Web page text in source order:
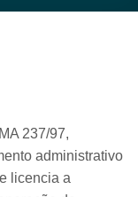
237/97,
administrativo
licencia a